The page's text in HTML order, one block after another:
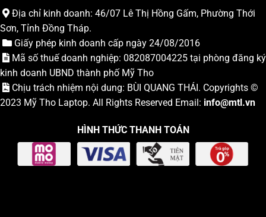
Địa chỉ kinh doanh: 46/07 Lê Thị Hồng Gấm, Phường Thới
Sơn, Tỉnh Đồng Tháp.
Giấy phép kinh doanh cấp ngày 24/08/2016
Mã số thuế doanh nghiệp: 082087004225 tại phòng đăng ký
kinh doanh UBND thành phố Mỹ Tho
Chịu trách nhiệm nội dung: BÙI QUANG THÁI. Copyrights ©
2023 Mỹ Tho Laptop. All Rights Reserved Email: info@mtl.vn
HÌNH THỨC THANH TOÁN